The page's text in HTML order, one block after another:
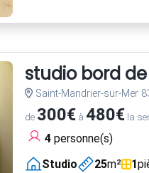
studio bord
Saint-Mandrier-sur-Mer
de 300€à 480€la
4personne(s)
Studio
25m² 1